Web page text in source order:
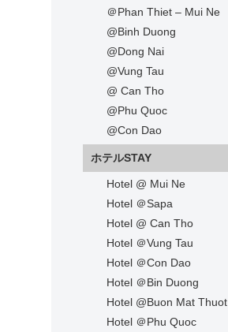
＠Phan Thiet – Mui Ne
@Binh Duong
@Dong Nai
@Vung Tau
@ Can Tho
@Phu Quoc
@Con Dao
ホテルSTAY
Hotel @ Mui Ne
Hotel ＠Sapa
Hotel @ Can Tho
Hotel ＠Vung Tau
Hotel ＠Con Dao
Hotel ＠Bin Duong
Hotel @Buon Mat Thuot
Hotel ＠Phu Quoc